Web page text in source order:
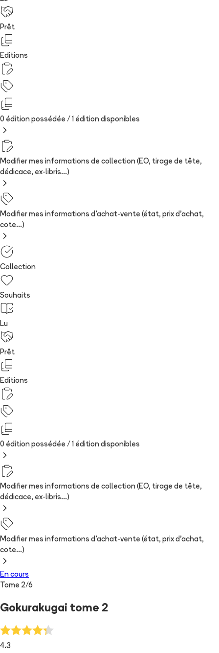
Prêt
Editions
0 édition possédée / 1 édition disponibles
Modifier mes informations de collection (EO, tirage de tête,
dédicace, ex-libris...)
Modifier mes informations d'achat-vente (état, prix d'achat,
cote...)
Collection
Souhaits
Lu
Prêt
Editions
0 édition possédée / 1 édition disponibles
Modifier mes informations de collection (EO, tirage de tête,
dédicace, ex-libris...)
Modifier mes informations d'achat-vente (état, prix d'achat,
cote...)
En cours
Tome 2/6
Gokurakugai tome 2
4.3